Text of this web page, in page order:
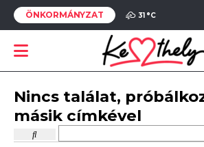
ÖNKORMÁNYZAT 31 °C
Nincs találat,
másik címkével